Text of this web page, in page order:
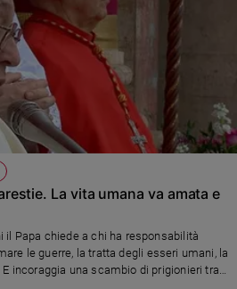
La vita umana va amata e
il Papa chiede a chi ha responsabilità
le guerre, la tratta degli esseri umani, la
incoraggia una scambio di prigionieri tra